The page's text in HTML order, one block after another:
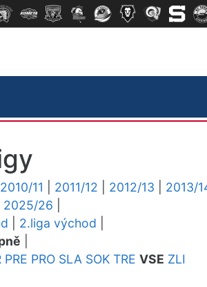
2010/11 2011/12 2012/13 2013/
2025/26
2.liga východ
PRE PRO SLA SOK TRE VSE ZLI